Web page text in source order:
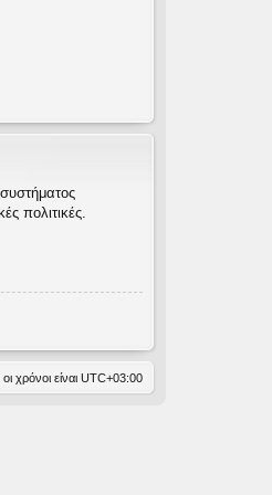
πολιτικές.
χρόνοι είναι UTC+03:00